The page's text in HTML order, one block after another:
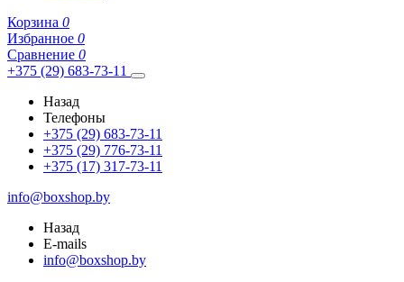
Корзина 0
Избранное 0
Сравнение 0
+375 (29) 683-73-11
Назад
Телефоны
+375 (29) 683-73-11
+375 (29) 776-73-11
+375 (17) 317-73-11
info@boxshop.by
Назад
E-mails
info@boxshop.by